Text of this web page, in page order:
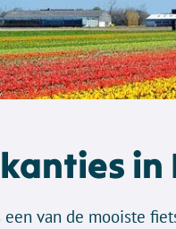
van de mooiste